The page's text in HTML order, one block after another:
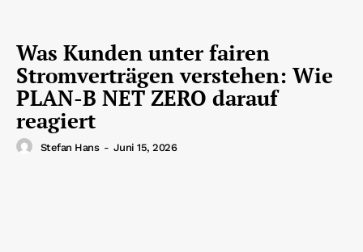
Was Kunden unter fairen
Stromverträgen verstehen: Wie
PLAN-B NET ZERO darauf
reagiert
Stefan Hans - Juni 15, 2026